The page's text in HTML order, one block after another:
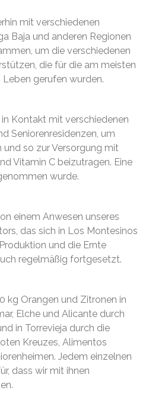
mit verschiedenen
Baja und anderen Regionen
um die verschiedenen
die für die am meisten
gerufen wurden.
Kontakt mit verschiedenen
Seniorenresidenzen, um
so zur Versorgung mit
Vitamin C beizutragen. Eine
wurde.
einem Anwesen unseres
das sich in Los Montesinos
und die Ernte
regelmäßig fortgesetzt.
kg Orangen und Zitronen in
Elche und Alicante durch
in Torrevieja durch die
Kreuzes, Alimentos
Jedem einzelnen
dass wir mit ihnen